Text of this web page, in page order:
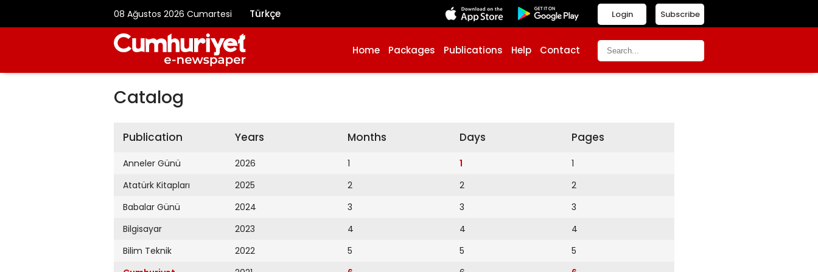
08 Ağustos 2026 Cumartesi Türkçe Subscribe
Login
Home Packages Publications Help Contact
Catalog
Publication
Anneler Günü
Atatürk Kitapları
Babalar Günü
Bilgisayar
Bilim Teknik
Years
2026
2025
2024
2023
2022
Months
1
2
3
4
5
Days
1
2
3
4
5
Pages
1
2
3
4
5